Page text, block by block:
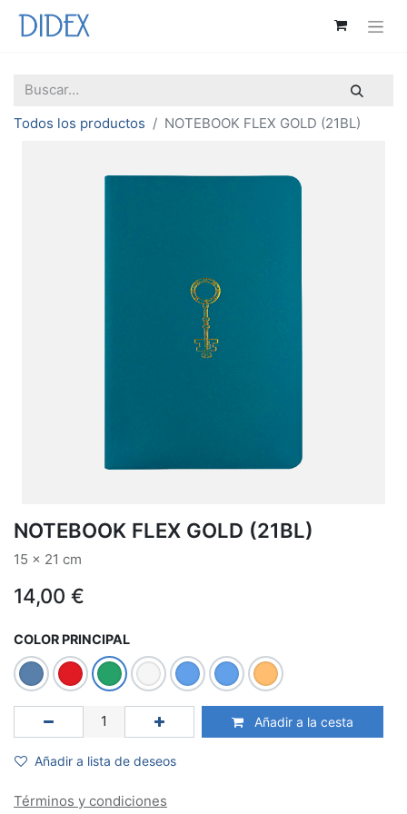
Todos los productos NOTEBOOK FLEX GOLD (21BL)
NOTEBOOK FLEX GOLD (21BL)
15 x 21 cm
14,00 €
COLOR PRINCIPAL
Añadir a la cesta
Añadir a lista de deseos
Términos y condiciones